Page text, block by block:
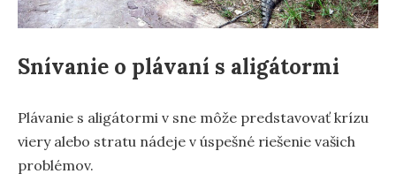
Snívanie o plávaní s aligátormi
Plávanie s aligátormi v sne môže predstavovať krízu
viery alebo stratu nádeje v úspešné riešenie vašich
problémov.